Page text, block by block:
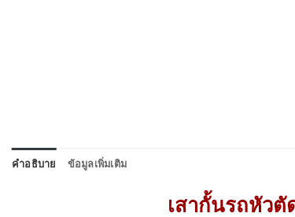
คำอธิบาย ข้อมูลเพิ่มเติม
เสากั้นรถหัว